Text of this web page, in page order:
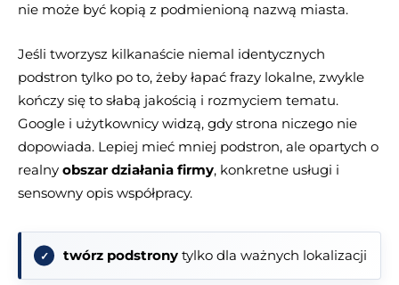
nie może być kopią z podmienioną nazwą miasta.
Jeśli tworzysz kilkanaście niemal identycznych
podstron tylko po to, żeby łapać frazy lokalne, zwykle
kończy się to słabą jakością i rozmyciem tematu.
Google i użytkownicy widzą, gdy strona niczego nie
dopowiada. Lepiej mieć mniej podstron, ale opartych o
realny obszar działania firmy, konkretne usługi i
sensowny opis współpracy.
twórz podstrony tylko dla ważnych lokalizacji